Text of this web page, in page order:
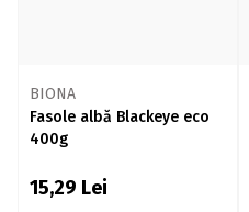
BIONA
Fasole albă Blackeye eco
400g
15,29 Lei